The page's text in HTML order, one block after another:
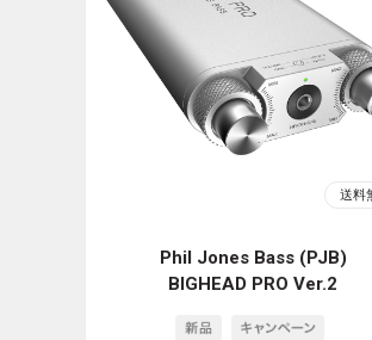
Phil Jones Bass (PJB)
BIGHEAD PRO Ver.2